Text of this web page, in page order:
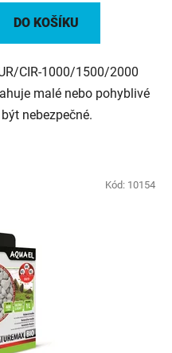
DO KOŠÍKU
CIR-1000/1500/2000
malé nebo pohyblivé
nebezpečné.
Kód: 10154